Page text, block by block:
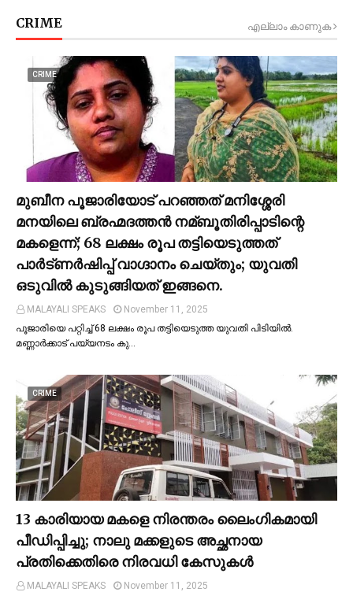
CRIME എല്ലാം കാണുക
CRIME
മുബീന പൂജാരിയോട് പറഞ്ഞത് മനിശ്ശേരി
മനയിലെ ബ്രഹ്മദത്തൻ നമ്ബൂതിരിപ്പാടിന്റെ
മകളെന്ന്; 68 ലക്ഷം രൂപ തട്ടിയെടുത്തത്
പാര്‍ട്ണര്‍ഷിപ്പ് വാഗ്ദാനം ചെയ്തും; യുവതി
ഒടുവില്‍ കുടുങ്ങിയത് ഇങ്ങനെ.
MALAYALI SPEAKS
November 11, 2025
പൂജാരിയെ പറ്റിച്ച്‌ 68 ലക്ഷം രൂപ തട്ടിയെടുത്ത യുവതി പിടിയില്‍.
മണ്ണാർക്കാട് പയ്യനടം കു…
CRIME
13 കാരിയായ മകളെ നിരന്തരം ലൈംഗികമായി
പീഡിപ്പിച്ചു; നാലു മക്കളുടെ അച്ഛനായ
പ്രതിക്കെതിരെ നിരവധി കേസുകള്‍
MALAYALI SPEAKS
November 11, 2025